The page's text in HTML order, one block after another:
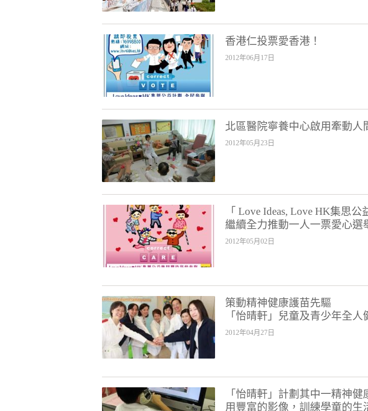
香港仁投票愛香港！
2012年06月17日
北區醫院寧養中心啟用牽動人
2012年05月23日
「 Love Ideas, Love HK集思
繼續全力推動一人一票愛心選
2012年05月02日
策動精神健康護苗先驅
「怡晴軒」兒童及青少年全
2012年04月27日
「怡晴軒」計劃其中一精神健
用豐富的影像，訓練學童的生